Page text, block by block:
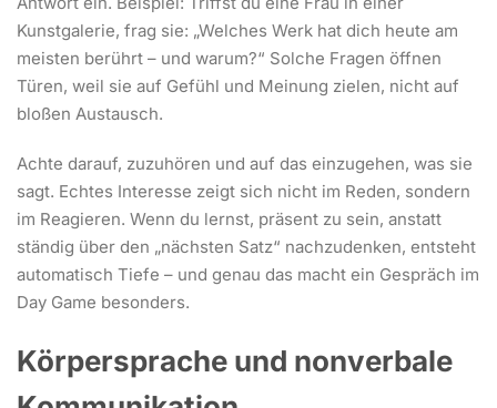
Kunstgalerie, frag sie: „Welches Werk hat dich heute am
meisten berührt – und warum?“ Solche Fragen öffnen
Türen, weil sie auf Gefühl und Meinung zielen, nicht auf
bloßen Austausch.
Achte darauf, zuzuhören und auf das einzugehen, was sie
sagt. Echtes Interesse zeigt sich nicht im Reden, sondern
im Reagieren. Wenn du lernst, präsent zu sein, anstatt
ständig über den „nächsten Satz“ nachzudenken, entsteht
automatisch Tiefe – und genau das macht ein Gespräch im
Day Game besonders.
Körpersprache und nonverbale